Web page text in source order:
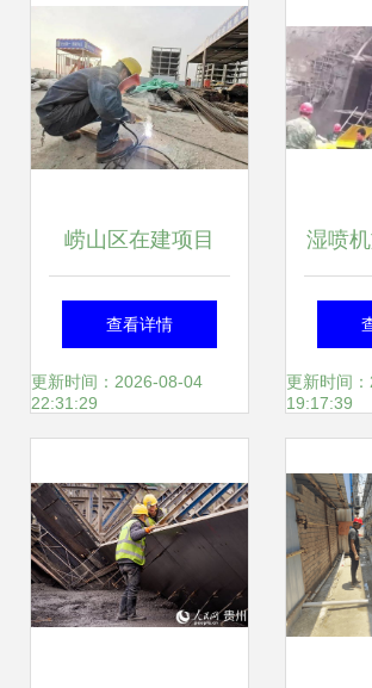
崂山区在建项目
查看详情
更新时间：2026-08-04
22:31:29
湿喷
何提
的
更新时间
19:17:39